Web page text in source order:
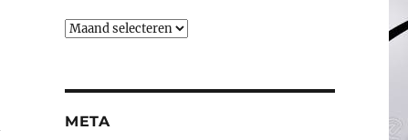
Archieven
META